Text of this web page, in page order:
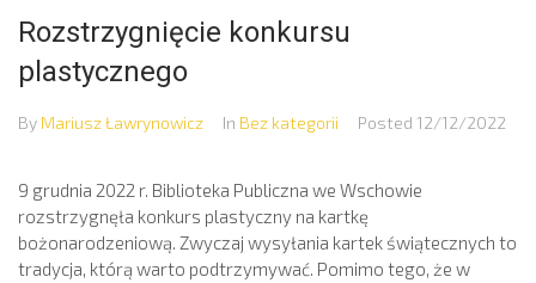
Rozstrzygnięcie konkursu
plastycznego
By Mariusz Ławrynowicz In Bez kategorii Posted 12/12/2022
9 grudnia 2022 r. Biblioteka Publiczna we Wschowie
rozstrzygnęła konkurs plastyczny na kartkę
bożonarodzeniową. Zwyczaj wysyłania kartek świątecznych to
tradycja, którą warto podtrzymywać. Pomimo tego, że w